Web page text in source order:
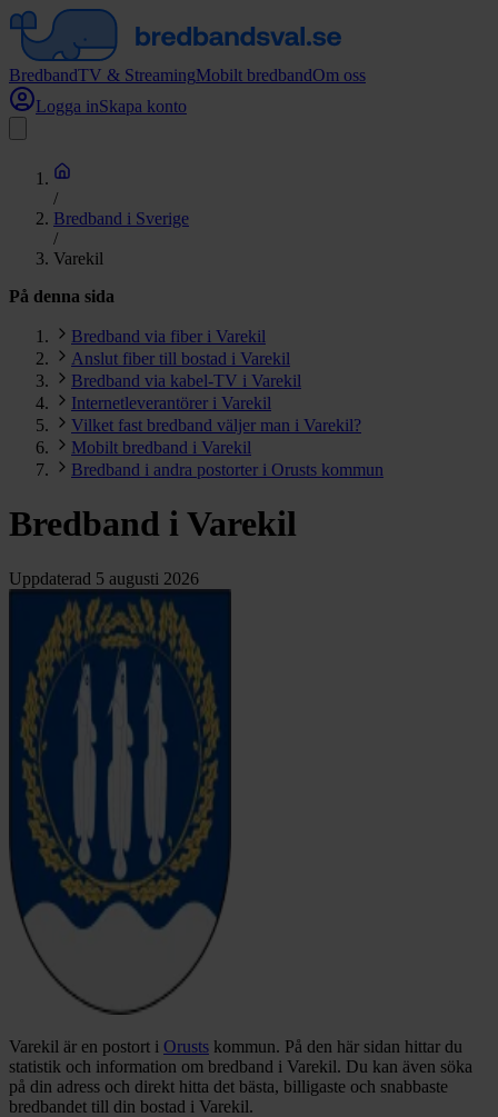
BredbandTV & StreamingMobilt bredbandOm oss
Logga inSkapa konto
/
Bredband i Sverige
/
Varekil
På denna sida
Bredband via fiber i Varekil
Anslut fiber till bostad i Varekil
Bredband via kabel-TV i Varekil
Internetleverantörer i Varekil
Vilket fast bredband väljer man i Varekil?
Mobilt bredband i Varekil
Bredband i andra postorter i Orusts kommun
Bredband i Varekil
Uppdaterad 5 augusti 2026
Varekil är en postort i Orusts kommun. På den här sidan hittar du
statistik och information om bredband i Varekil. Du kan även söka
på din adress och direkt hitta det bästa, billigaste och snabbaste
bredbandet till din bostad i Varekil.